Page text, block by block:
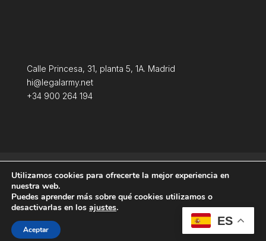
Calle Princesa, 31, planta 5, 1A. Madrid
hi@legalarmy.net
+34 900 264 194
Terminos y condiciones
Política de Cookies
Producida por Tempus Fugit Studio
ES
Utilizamos cookies para ofrecerte la mejor experiencia en
nuestra web.
Puedes aprender más sobre qué cookies utilizamos o
desactivarlas en los ajustes.
Aceptar